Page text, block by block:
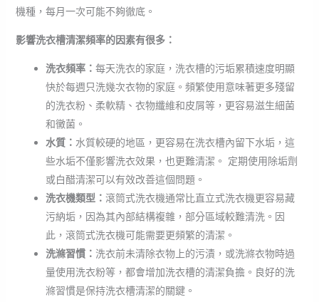
機種，每月一次可能不夠徹底。
影響洗衣槽清潔頻率的因素有很多：
洗衣頻率： 每天洗衣的家庭，洗衣槽的污垢累積速度明顯
快於每週只洗幾次衣物的家庭。頻繁使用意味著更多殘留
的洗衣粉、柔軟精、衣物纖維和皮屑等，更容易滋生細菌
和黴菌。
水質： 水質較硬的地區，更容易在洗衣槽內留下水垢，這
些水垢不僅影響洗衣效果，也更難清潔。 定期使用除垢劑
或白醋清潔可以有效改善這個問題。
洗衣機類型： 滾筒式洗衣機通常比直立式洗衣機更容易藏
污納垢，因為其內部結構複雜，部分區域較難清洗。因
此，滾筒式洗衣機可能需要更頻繁的清潔。
洗滌習慣： 洗衣前未清除衣物上的污漬，或洗滌衣物時過
量使用洗衣粉等，都會增加洗衣槽的清潔負擔。良好的洗
滌習慣是保持洗衣槽清潔的關鍵。